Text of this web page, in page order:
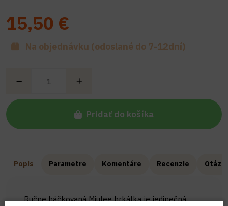
Na objednávku (odoslané do 7-12dní)
15,50 €
Pridať do košíka
Popis Parametre Komentáre Recenzie
Ručne háčkovaná Miuleehrkálkaje jedinečná